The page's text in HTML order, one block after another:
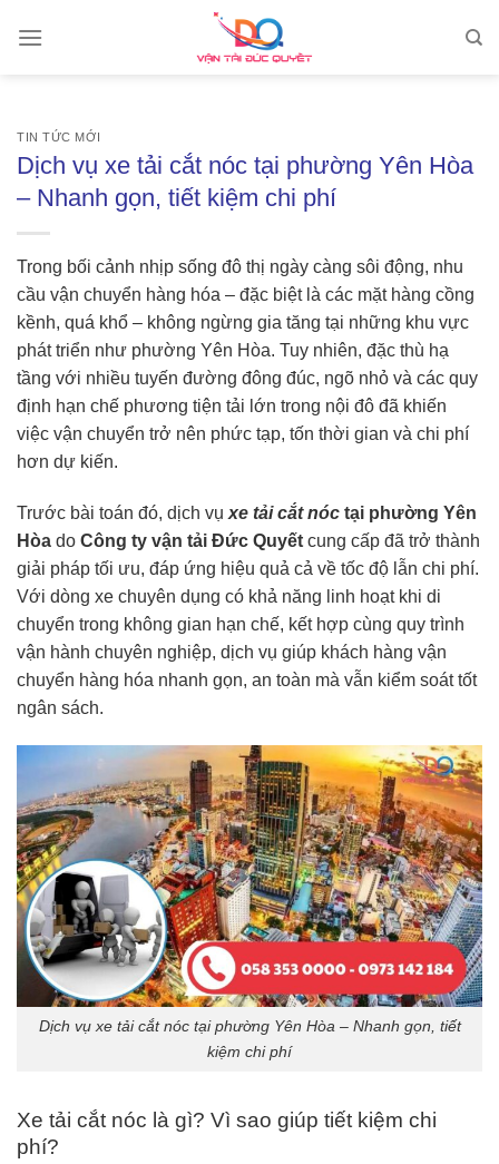
TIN TỨC MỚI
Dịch vụ xe tải cắt nóc tại phường Yên Hòa
– Nhanh gọn, tiết kiệm chi phí
Trong bối cảnh nhịp sống đô thị ngày càng sôi động, nhu
cầu vận chuyển hàng hóa – đặc biệt là các mặt hàng cồng
kềnh, quá khổ – không ngừng gia tăng tại những khu vực
phát triển như phường Yên Hòa. Tuy nhiên, đặc thù hạ
tầng với nhiều tuyến đường đông đúc, ngõ nhỏ và các quy
định hạn chế phương tiện tải lớn trong nội đô đã khiến
việc vận chuyển trở nên phức tạp, tốn thời gian và chi phí
hơn dự kiến.
Trước bài toán đó, dịch vụ xe tải cắt nóc tại phường Yên
Hòa do Công ty vận tải Đức Quyết cung cấp đã trở thành
giải pháp tối ưu, đáp ứng hiệu quả cả về tốc độ lẫn chi phí.
Với dòng xe chuyên dụng có khả năng linh hoạt khi di
chuyển trong không gian hạn chế, kết hợp cùng quy trình
vận hành chuyên nghiệp, dịch vụ giúp khách hàng vận
chuyển hàng hóa nhanh gọn, an toàn mà vẫn kiểm soát tốt
ngân sách.
Dịch vụ xe tải cắt nóc tại phường Yên Hòa – Nhanh gọn, tiết
kiệm chi phí
Xe tải cắt nóc là gì? Vì sao giúp tiết kiệm chi
phí?